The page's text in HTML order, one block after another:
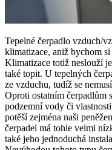
Tepelné čerpadlo vzduch/
klimatizace, aniž bychom
Klimatizace totiž neslouží
také topit. U tepelných
ze vzduchu, tudíž se
Oproti ostatním čerpadlům
podzemní vody či
potěší zejména naši
čerpadel má tohle velmi
také jeho jednoduchá